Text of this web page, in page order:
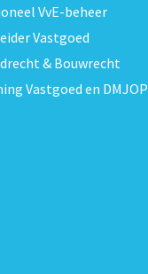
VvE-beheer
Vastgoed
& Bouwrecht
Vastgoed en DMJOP